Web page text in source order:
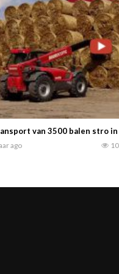
van 3500 balen stro in
ago